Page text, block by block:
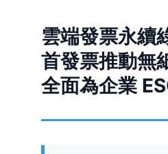
雲端發票永續
首發票推動無
全面為企業